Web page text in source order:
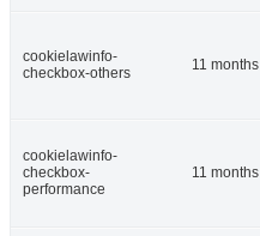
cookielawinfo-
checkbox-others
11 months
cookielawinfo-
checkbox-
performance
11 months